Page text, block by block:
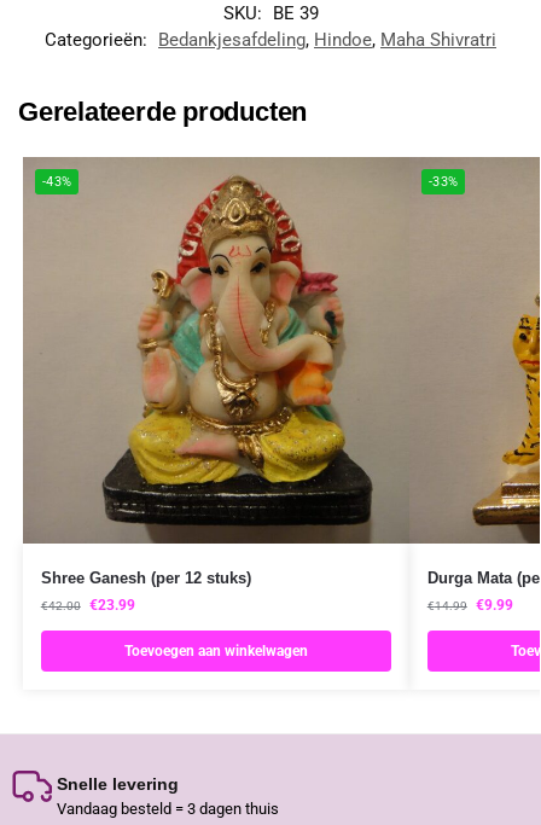
SKU:
BE 39
Categorieën:
Bedankjesafdeling, Hindoe, Maha Shivratri
Gerelateerde producten
-43%
Shree Ganesh (per 12 stuks)
€42.00 €23.99
Toevoegen aan winkelwagen
-33%
Durga Mata
€14.99 €9.99
Snelle levering
Vandaag besteld = 3 dagen thuis